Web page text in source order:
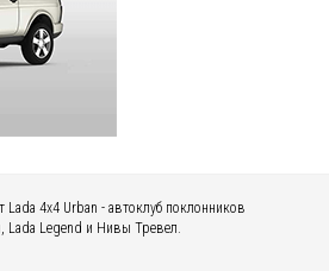
4x4 Urban - автоклуб поклонников
Legend и Нивы Тревел.